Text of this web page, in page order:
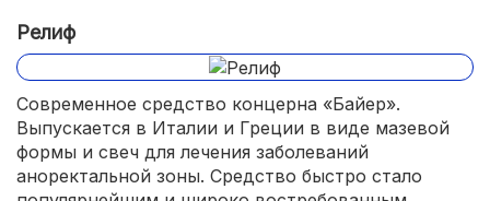
Релиф
Современное средство концерна «Байер».
Выпускается в Италии и Греции в виде мазевой
формы и свеч для лечения заболеваний
аноректальной зоны. Средство быстро стало